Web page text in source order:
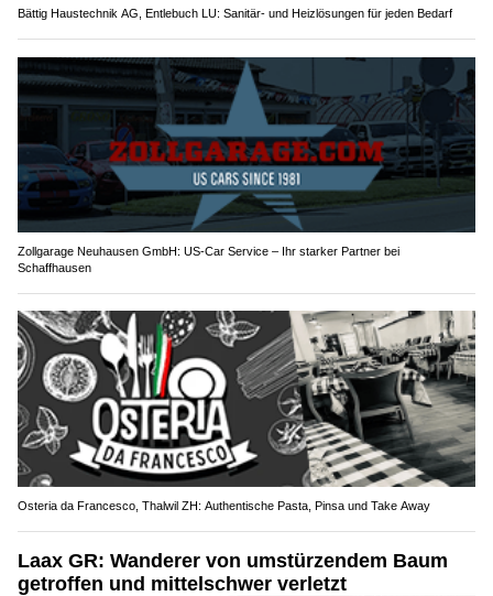
Bättig Haustechnik AG, Entlebuch LU: Sanitär- und Heizlösungen für jeden Bedarf
Zollgarage Neuhausen GmbH: US-Car Service – Ihr starker Partner bei
Schaffhausen
Osteria da Francesco, Thalwil ZH: Authentische Pasta, Pinsa und Take Away
Laax GR: Wanderer von umstürzendem Baum
getroffen und mittelschwer verletzt